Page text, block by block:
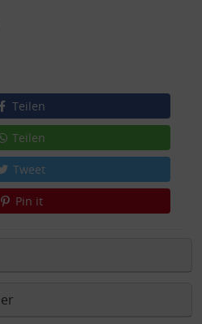
Teilen
Teilen
Tweet
Pin it